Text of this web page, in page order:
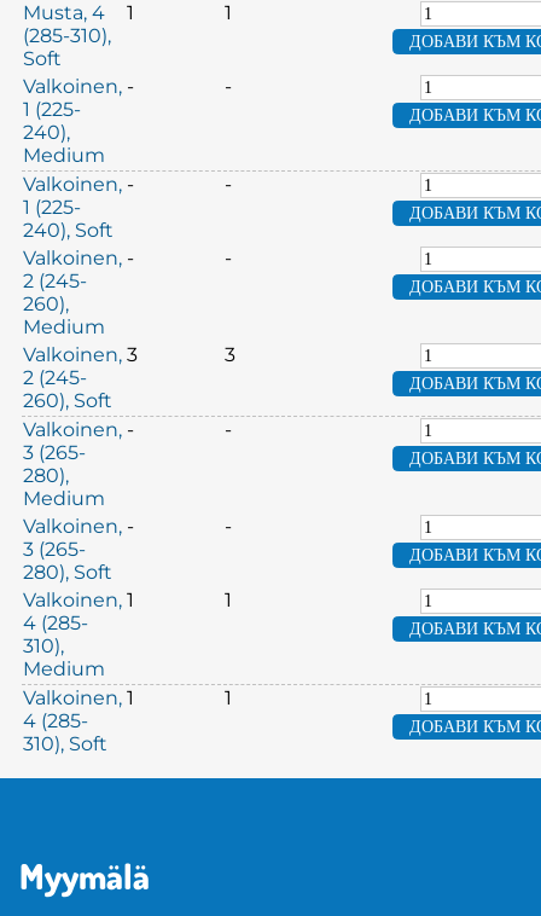
Musta, 4
(285-310),
Soft
1 1
Valkoinen,
1 (225-
240),
Medium
- -
Valkoinen,
1 (225-
240), Soft
- -
Valkoinen,
2 (245-
260),
Medium
- -
Valkoinen,
2 (245-
260), Soft
3 3
Valkoinen,
3 (265-
280),
Medium
- -
Valkoinen,
3 (265-
280), Soft
- -
Valkoinen,
4 (285-
310),
Medium
1 1
Valkoinen,
4 (285-
310), Soft
1 1
Myymälä